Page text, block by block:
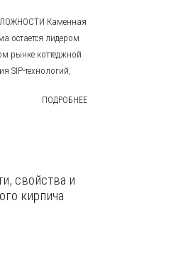
Каменная
остается лидером
рынке коттеджной
SIP-технологий,
ПОДРОБНЕЕ
свойства и
кирпича